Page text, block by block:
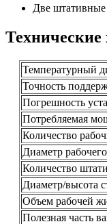
Две штативные
Технические
Температурный
Точность
Погрешность
Потребляемая
Количество
Диаметр
Количество
Диаметр/высота
Объем рабочей
Полезная часть